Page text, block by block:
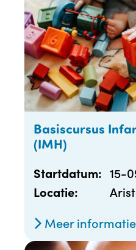
Basiscursus
(IMH)
Startdatum: 15-
Locatie:
Meer informatie